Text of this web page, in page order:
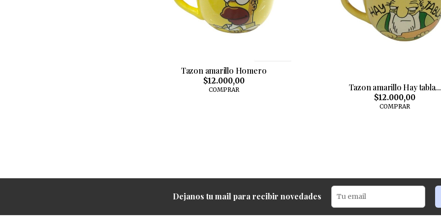
Tazon amarillo Homero
$12.000,00
COMPRAR Tazon amarillo Hay tabla...
$12.000,00
COMPRAR
Dejanos tu mail para recibir novedades